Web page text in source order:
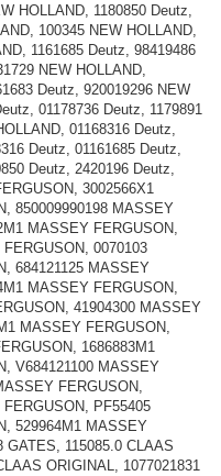
HOLLAND, 1180850 Deutz,
100345 NEW HOLLAND,
1161685 Deutz, 98419486
NEW HOLLAND,
Deutz, 920019296 NEW
01178736 Deutz, 1179891
01168316 Deutz,
Deutz, 01161685 Deutz,
Deutz, 2420196 Deutz,
3002566X1
850009990198 MASSEY
MASSEY FERGUSON,
0070103
684121125 MASSEY
MASSEY FERGUSON,
41904300 MASSEY
MASSEY FERGUSON,
1686883M1
V684121100 MASSEY
FERGUSON,
PF55405
529964M1 MASSEY
GATES, 115085.0 CLAAS
ORIGINAL, 1077021831